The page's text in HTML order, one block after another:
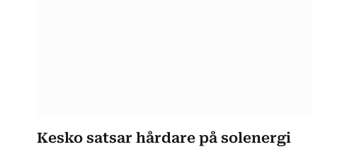
Kesko satsar hårdare på solenergi